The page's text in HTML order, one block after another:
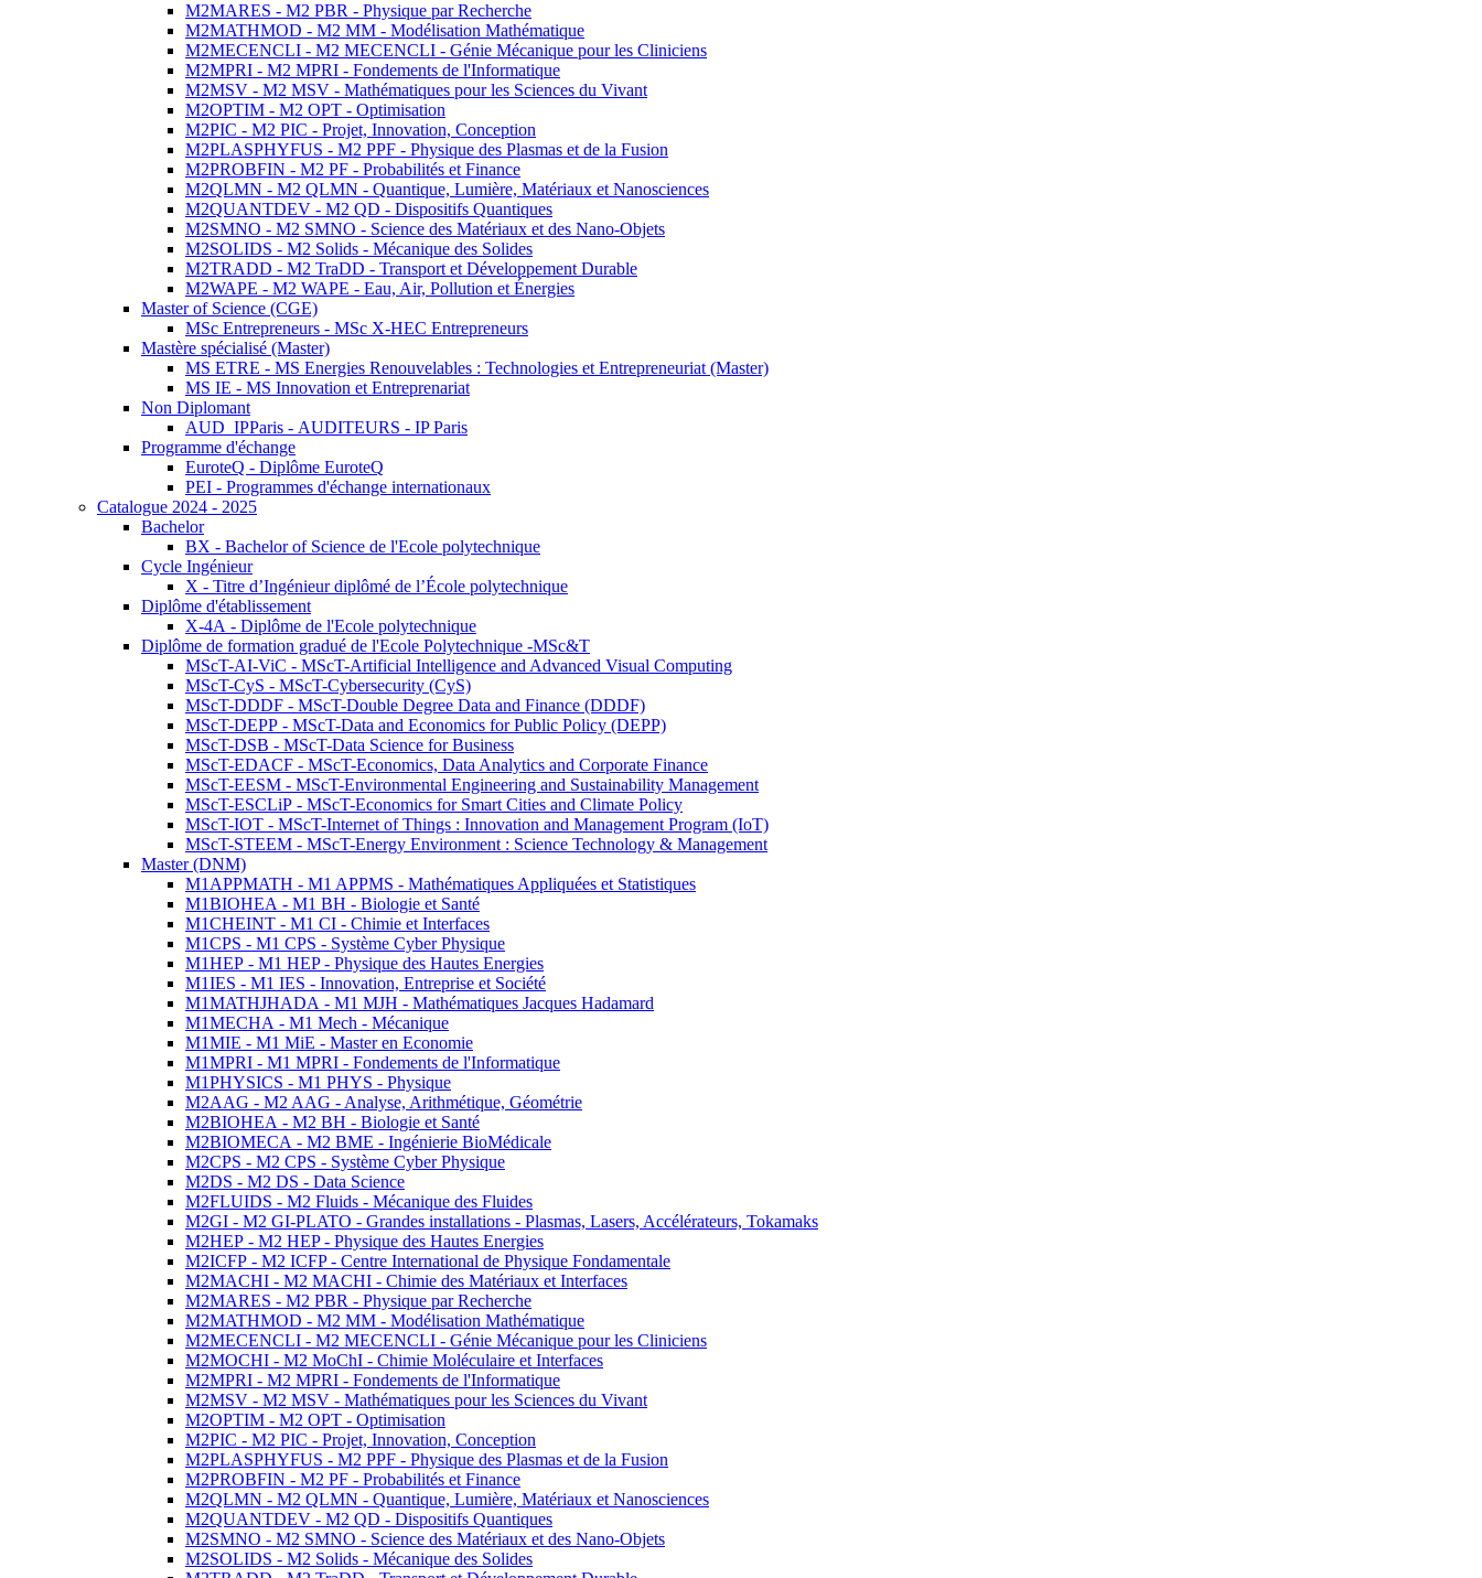
M2MARES - M2 PBR - Physique par Recherche
M2MATHMOD - M2 MM - Modélisation Mathématique
M2MECENCLI - M2 MECENCLI - Génie Mécanique pour les Cliniciens
M2MPRI - M2 MPRI - Fondements de l'Informatique
M2MSV - M2 MSV - Mathématiques pour les Sciences du Vivant
M2OPTIM - M2 OPT - Optimisation
M2PIC - M2 PIC - Projet, Innovation, Conception
M2PLASPHYFUS - M2 PPF - Physique des Plasmas et de la Fusion
M2PROBFIN - M2 PF - Probabilités et Finance
M2QLMN - M2 QLMN - Quantique, Lumière, Matériaux et Nanosciences
M2QUANTDEV - M2 QD - Dispositifs Quantiques
M2SMNO - M2 SMNO - Science des Matériaux et des Nano-Objets
M2SOLIDS - M2 Solids - Mécanique des Solides
M2TRADD - M2 TraDD - Transport et Développement Durable
M2WAPE - M2 WAPE - Eau, Air, Pollution et Énergies
Master of Science (CGE)
MSc Entrepreneurs - MSc X-HEC Entrepreneurs
Mastère spécialisé (Master)
MS ETRE - MS Energies Renouvelables : Technologies et Entrepreneuriat (Master)
MS IE - MS Innovation et Entreprenariat
Non Diplomant
AUD_IPParis - AUDITEURS - IP Paris
Programme d'échange
EuroteQ - Diplôme EuroteQ
PEI - Programmes d'échange internationaux
Catalogue 2024 - 2025
Bachelor
BX - Bachelor of Science de l'Ecole polytechnique
Cycle Ingénieur
X - Titre d’Ingénieur diplômé de l’École polytechnique
Diplôme d'établissement
X-4A - Diplôme de l'Ecole polytechnique
Diplôme de formation gradué de l'Ecole Polytechnique -MSc&T
MScT-AI-ViC - MScT-Artificial Intelligence and Advanced Visual Computing
MScT-CyS - MScT-Cybersecurity (CyS)
MScT-DDDF - MScT-Double Degree Data and Finance (DDDF)
MScT-DEPP - MScT-Data and Economics for Public Policy (DEPP)
MScT-DSB - MScT-Data Science for Business
MScT-EDACF - MScT-Economics, Data Analytics and Corporate Finance
MScT-EESM - MScT-Environmental Engineering and Sustainability Management
MScT-ESCLiP - MScT-Economics for Smart Cities and Climate Policy
MScT-IOT - MScT-Internet of Things : Innovation and Management Program (IoT)
MScT-STEEM - MScT-Energy Environment : Science Technology & Management
Master (DNM)
M1APPMATH - M1 APPMS - Mathématiques Appliquées et Statistiques
M1BIOHEA - M1 BH - Biologie et Santé
M1CHEINT - M1 CI - Chimie et Interfaces
M1CPS - M1 CPS - Système Cyber Physique
M1HEP - M1 HEP - Physique des Hautes Energies
M1IES - M1 IES - Innovation, Entreprise et Société
M1MATHJHADA - M1 MJH - Mathématiques Jacques Hadamard
M1MECHA - M1 Mech - Mécanique
M1MIE - M1 MiE - Master en Economie
M1MPRI - M1 MPRI - Fondements de l'Informatique
M1PHYSICS - M1 PHYS - Physique
M2AAG - M2 AAG - Analyse, Arithmétique, Géométrie
M2BIOHEA - M2 BH - Biologie et Santé
M2BIOMECA - M2 BME - Ingénierie BioMédicale
M2CPS - M2 CPS - Système Cyber Physique
M2DS - M2 DS - Data Science
M2FLUIDS - M2 Fluids - Mécanique des Fluides
M2GI - M2 GI-PLATO - Grandes installations - Plasmas, Lasers, Accélérateurs, Tokamaks
M2HEP - M2 HEP - Physique des Hautes Energies
M2ICFP - M2 ICFP - Centre International de Physique Fondamentale
M2MACHI - M2 MACHI - Chimie des Matériaux et Interfaces
M2MARES - M2 PBR - Physique par Recherche
M2MATHMOD - M2 MM - Modélisation Mathématique
M2MECENCLI - M2 MECENCLI - Génie Mécanique pour les Cliniciens
M2MOCHI - M2 MoChI - Chimie Moléculaire et Interfaces
M2MPRI - M2 MPRI - Fondements de l'Informatique
M2MSV - M2 MSV - Mathématiques pour les Sciences du Vivant
M2OPTIM - M2 OPT - Optimisation
M2PIC - M2 PIC - Projet, Innovation, Conception
M2PLASPHYFUS - M2 PPF - Physique des Plasmas et de la Fusion
M2PROBFIN - M2 PF - Probabilités et Finance
M2QLMN - M2 QLMN - Quantique, Lumière, Matériaux et Nanosciences
M2QUANTDEV - M2 QD - Dispositifs Quantiques
M2SMNO - M2 SMNO - Science des Matériaux et des Nano-Objets
M2SOLIDS - M2 Solids - Mécanique des Solides